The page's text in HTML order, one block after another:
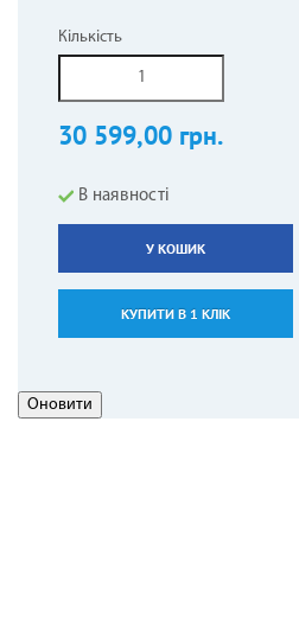
Кількість
30 599,00 грн.
В наявності
У КОШИК
КУПИТИ В 1 КЛІК